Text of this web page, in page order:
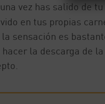
vez has salido de
en tus propias
la sensación es
hacer la descarga de